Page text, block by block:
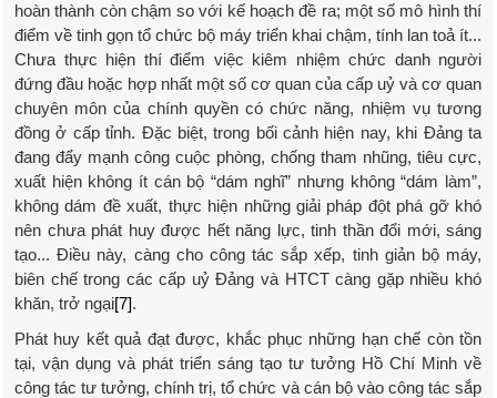
hoàn thành còn chậm so với kế hoạch đề ra; một số mô hình thí
điểm về tinh gọn tổ chức bộ máy triển khai chậm, tính lan toả ít...
Chưa thực hiện thí điểm việc kiêm nhiệm chức danh người
đứng đầu hoặc hợp nhất một số cơ quan của cấp uỷ và cơ quan
chuyên môn của chính quyền có chức năng, nhiệm vụ tương
đồng ở cấp tỉnh. Đặc biệt, trong bối cảnh hiện nay, khi Đảng ta
đang đẩy mạnh công cuộc phòng, chống tham nhũng, tiêu cực,
xuất hiện không ít cán bộ “dám nghĩ” nhưng không “dám làm”,
không dám đề xuất, thực hiện những giải pháp đột phá gỡ khó
nên chưa phát huy được hết năng lực, tinh thần đổi mới, sáng
tạo... Điều này, càng cho công tác sắp xếp, tinh giản bộ máy,
biên chế trong các cấp uỷ Đảng và HTCT càng gặp nhiều khó
khăn, trở ngại[7].
Phát huy kết quả đạt được, khắc phục những hạn chế còn tồn
tại, vận dụng và phát triển sáng tạo tư tưởng Hồ Chí Minh về
công tác tư tưởng, chính trị, tổ chức và cán bộ vào công tác sắp